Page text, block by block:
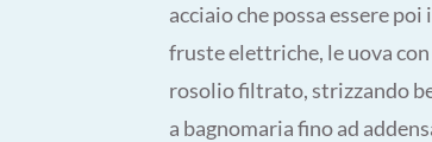
acciaio che possa essere
fruste elettriche, le uova
rosolio filtrato, strizzando
a bagnomaria fino ad